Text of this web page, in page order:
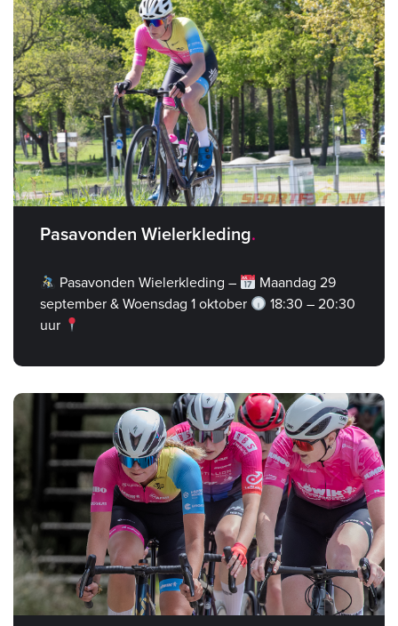
Pasavonden Wielerkleding
Pasavonden Wielerkleding –
Maandag 29
september & Woensdag 1 oktober
18:30 – 20:30
uur